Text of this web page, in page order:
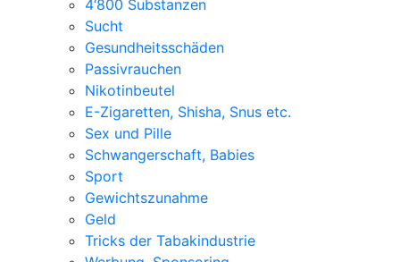
4‘800 Substanzen
Sucht
Gesundheitsschäden
Passivrauchen
Nikotinbeutel
E-Zigaretten, Shisha, Snus etc.
Sex und Pille
Schwangerschaft, Babies
Sport
Gewichtszunahme
Geld
Tricks der Tabakindustrie